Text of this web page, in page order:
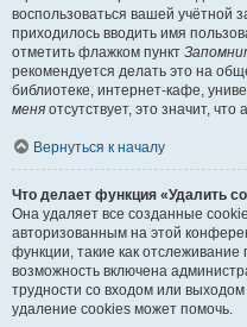
воспользоваться вашей учётной
приходилось вводить имя
отметить флажком пункт
рекомендуется делать это на
библиотеке, интернет-кафе,
меня отсутствует, это значит,
Вернуться к началу
Что делает функция «Удалить
Она удаляет все созданные
авторизованным на этой
функции, такие как
возможность включена
трудности со входом или
удаление cookies может помочь.